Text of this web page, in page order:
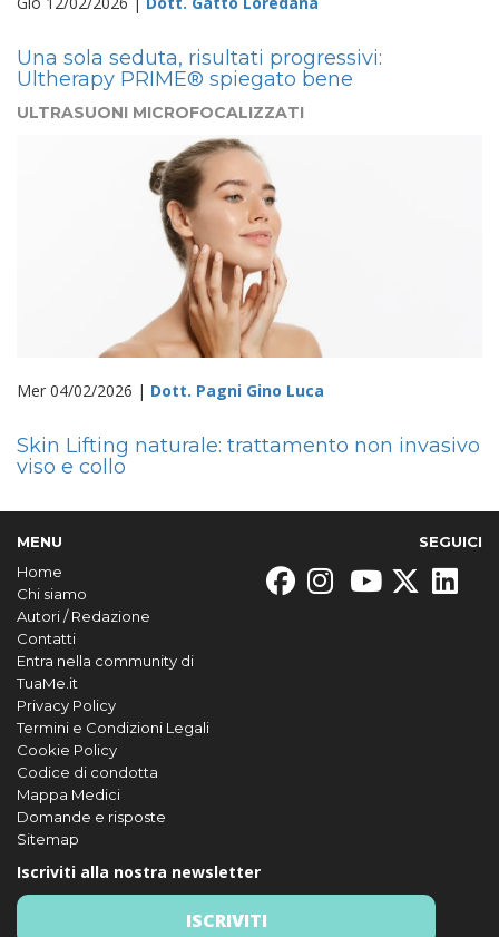
Una sola seduta, risultati progressivi:
Ultherapy PRIME® spiegato bene
ULTRASUONI MICROFOCALIZZATI
Mer 04/02/2026 | Dott. Pagni Gino Luca
Skin Lifting naturale: trattamento non invasivo
viso e collo
MENU
Home
Chi siamo
Autori / Redazione
Contatti
Entra nella community di
TuaMe.it
Privacy Policy
Termini e Condizioni Legali
Cookie Policy
Codice di condotta
Mappa Medici
Domande e risposte
Sitemap
SEGUICI
Iscriviti alla nostra newsletter
ISCRIVITI